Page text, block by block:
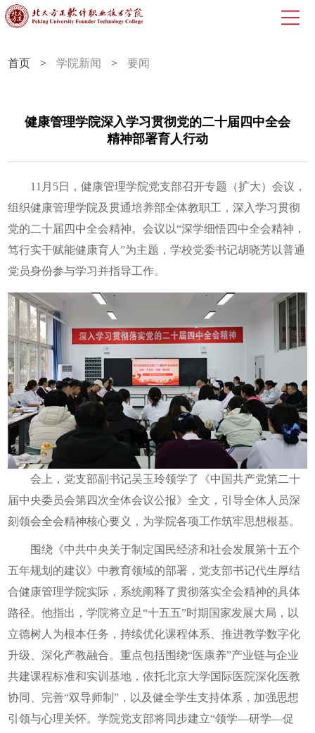
首页 > 学院新闻 > 要闻
健康管理学院深入学习贯彻党的二十届四中全会
精神部署育人行动
11月5日，健康管理学院党支部召开专题（扩大）会议，
组织健康管理学院及贯通培养部全体教职工，深入学习贯彻
党的二十届四中全会精神。会议以“深学细悟四中全会精神，
笃行实干赋能健康育人”为主题，学校党委书记胡晓芳以普通
党员身份参与学习并指导工作。
会上，党支部副书记吴玉玲领学了《中国共产党第二十
届中央委员会第四次全体会议公报》全文，引导全体人员深
刻领会全会精神核心要义，为学院各项工作筑牢思想根基。
围绕《中共中央关于制定国民经济和社会发展第十五个
五年规划的建议》中教育领域的部署，党支部书记代生厚结
合健康管理学院实际，系统阐释了贯彻落实全会精神的具体
路径。他指出，学院将立足“十五五”时期国家发展大局，以
立德树人为根本任务，持续优化课程体系、推进教学数字化
升级、深化产教融合。重点包括围绕“医康养”产业链与企业
共建课程标准和实训基地，依托北京大学国际医院深化医教
协同、完善“双导师制”，以及健全学生支持体系，加强思想
引领与心理关怀。学院党支部将同步建立“领学—研学—促